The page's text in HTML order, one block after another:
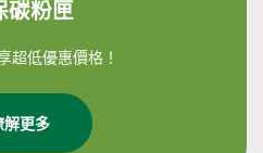
碳粉匣
超低優惠價格！
解更多